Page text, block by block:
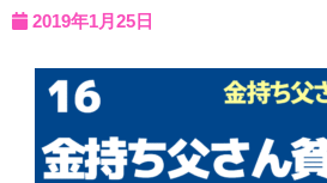
2019年1月25日